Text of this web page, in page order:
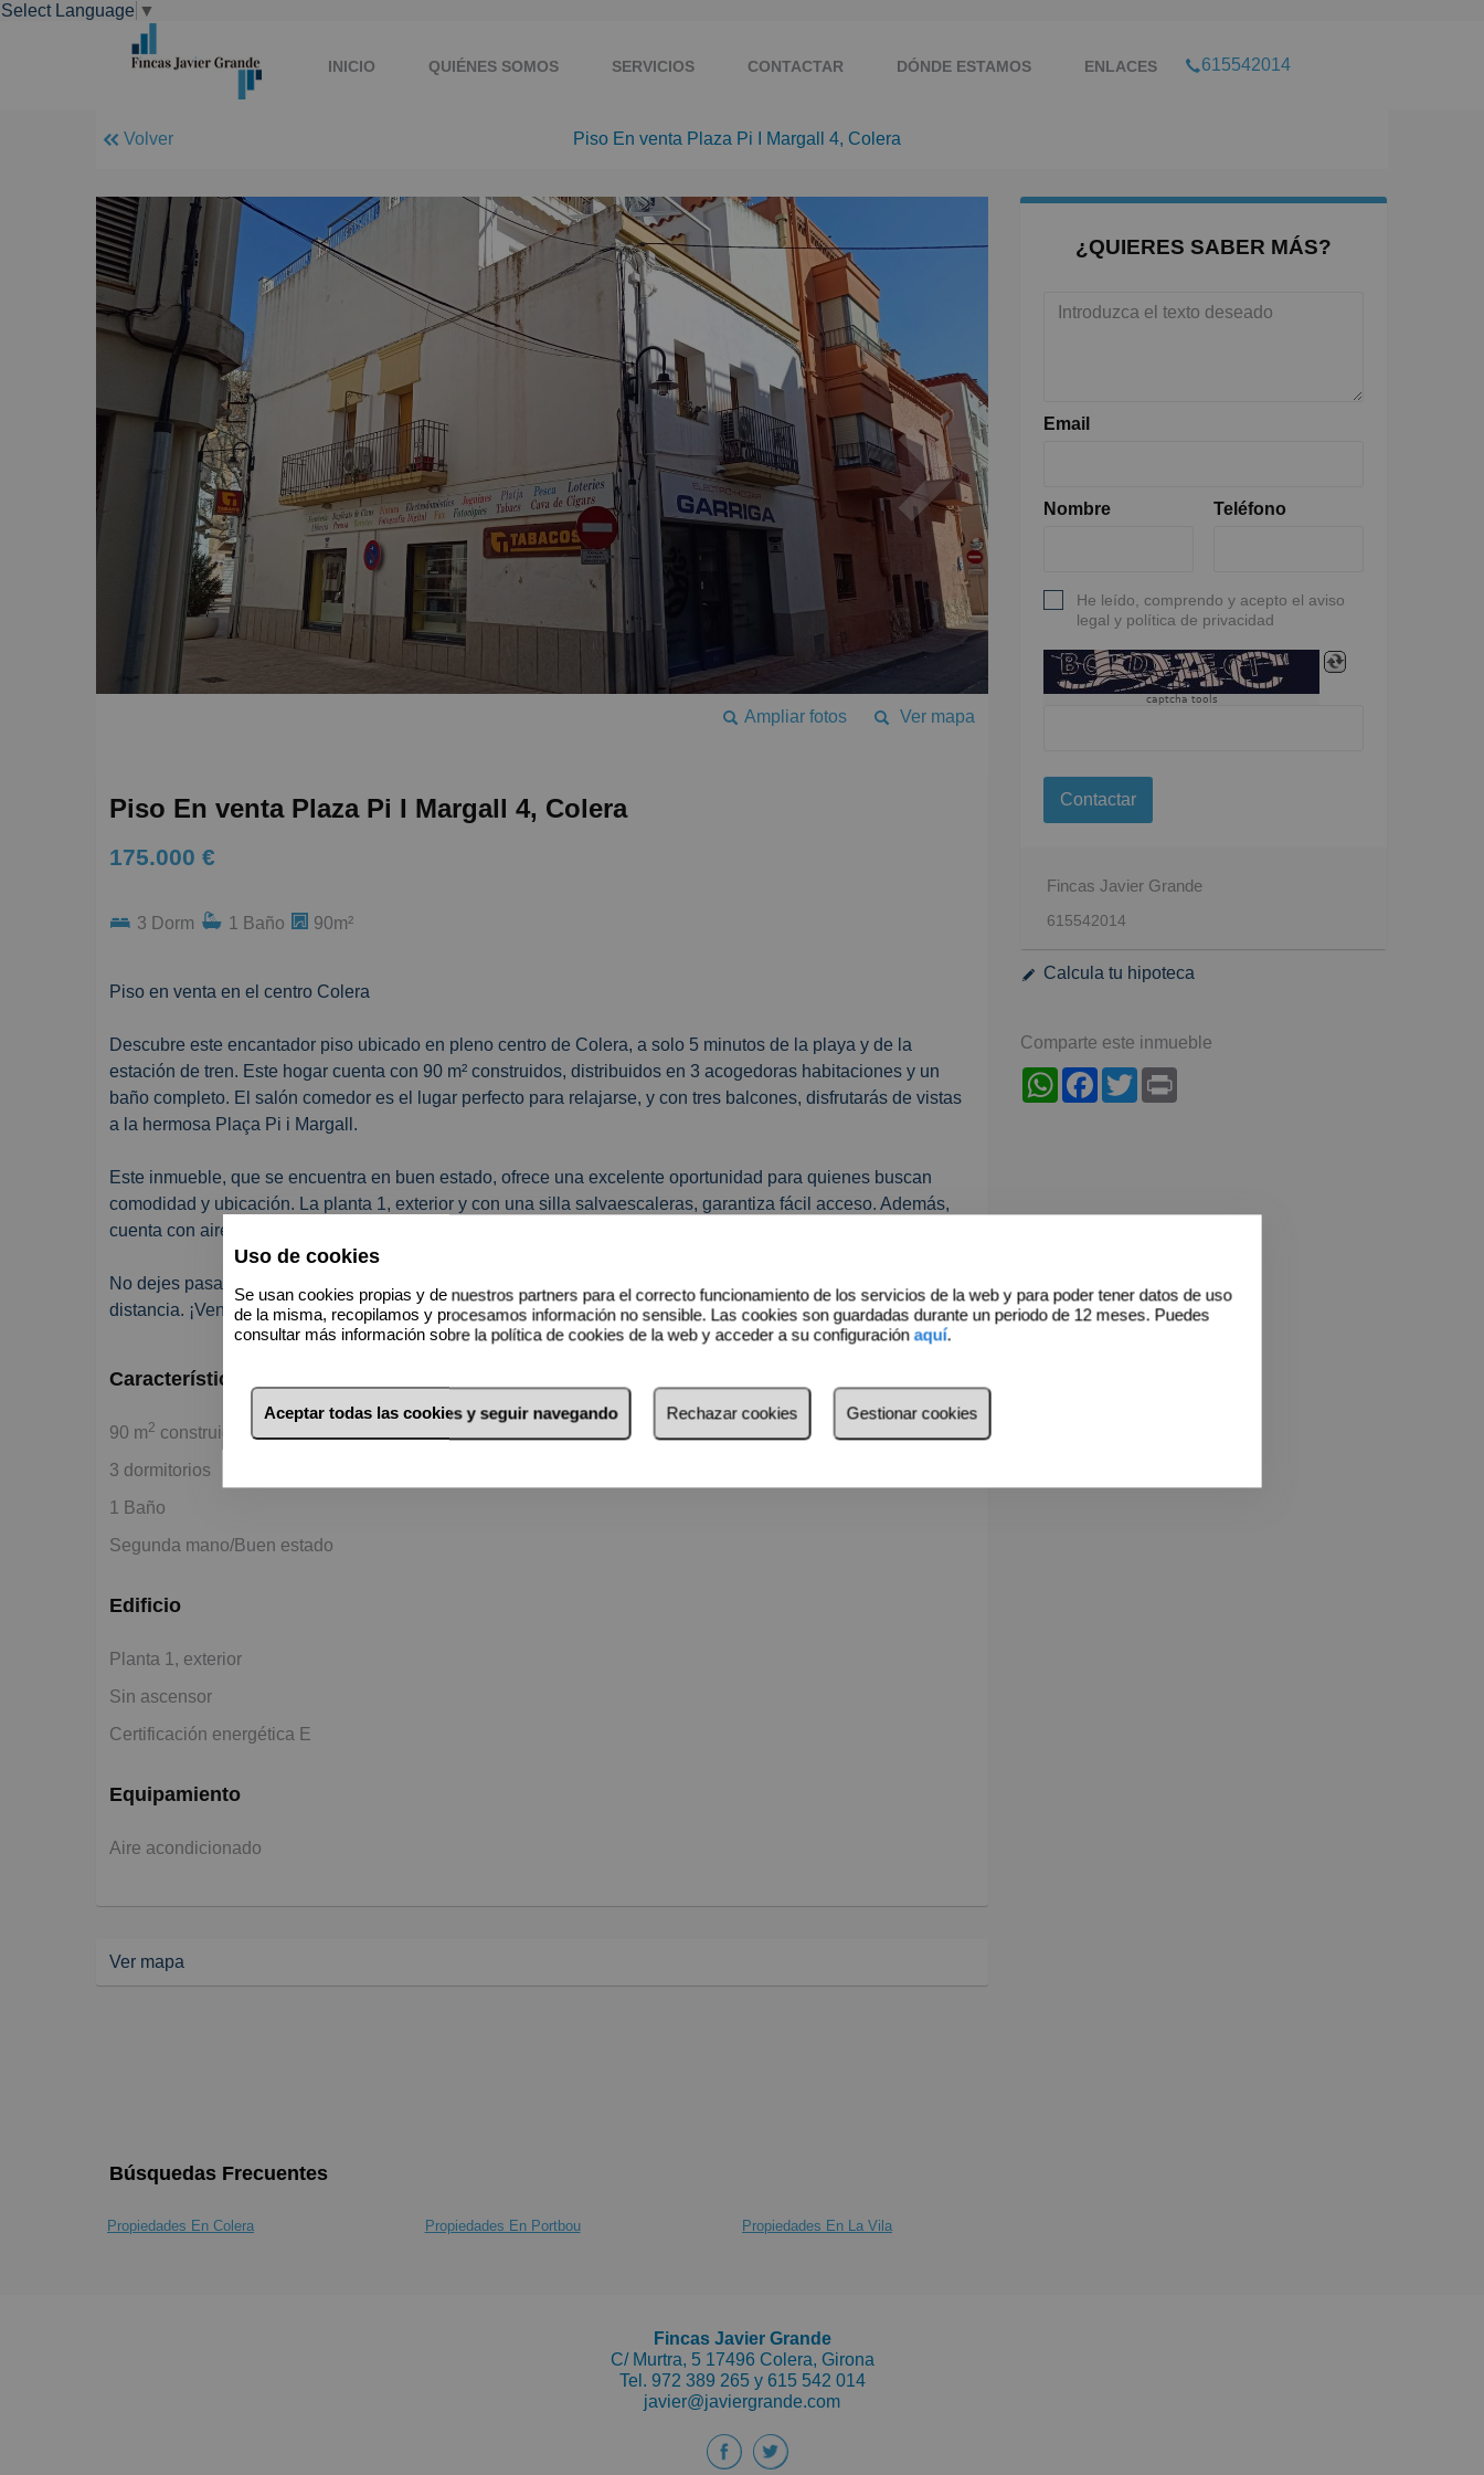
Select Language ▼
INICIO QUIÉNES SOMOS SERVICIOS CONTACTAR DÓNDE ESTAMOS ENLACES 615542014
Volver Piso En venta Plaza Pi I Margall 4, Colera
Ver mapa
Ampliar fotos
Piso En venta Plaza Pi I Margall 4, Colera
175.000 €
3 Dorm 1 Baño 90m²
Piso en venta en el centro Colera
Descubre este encantador piso ubicado en pleno centro de Colera, a solo 5 minutos de la playa y de la
estación de tren. Este hogar cuenta con 90 m² construidos, distribuidos en 3 acogedoras habitaciones y un
baño completo. El salón comedor es el lugar perfecto para relajarse, y con tres balcones, disfrutarás de vistas
a la hermosa Plaça Pi i Margall.
Este inmueble, que se encuentra en buen estado, ofrece una excelente oportunidad para quienes buscan
comodidad y ubicación. La planta 1, exterior y con una silla salvaescaleras, garantiza fácil acceso. Además,
cuenta con aire acondicionado para esos días calurosos de verano.
No dejes pasar la oportunidad de vivir en un lugar donde la playa y el transporte están a solo pasos de
distancia. ¡Ven a visitarlo y enamórate de tu nuevo hogar!
Características básicas
90 m2 construidos
3 dormitorios
1 Baño
Segunda mano/Buen estado
Edificio
Planta 1, exterior
Sin ascensor
Certificación energética E
Equipamiento
Aire acondicionado
¿QUIERES SABER MÁS?
Email
Nombre Teléfono
He leído, comprendo y acepto el aviso
legal y política de privacidad
captcha tools
Contactar
Fincas Javier Grande
615542014
Calcula tu hipoteca
Comparte este inmueble
WhatsAppFacebook
Twitter
Ver mapa
Búsquedas Frecuentes
Propiedades En Colera Propiedades En Portbou Propiedades En La Vila
Fincas Javier Grande
C/ Murtra, 5 17496 Colera, Girona
Tel. 972 389 265 y 615 542 014
javier@javiergrande.com
Uso de cookies
Se usan cookies propias y de nuestros partners para el correcto funcionamiento de los servicios de la web y para poder tener datos de uso
de la misma, recopilamos y procesamos información no sensible. Las cookies son guardadas durante un periodo de 12 meses. Puedes
consultar más información sobre la política de cookies de la web y acceder a su configuraciónaquí.
Aceptar todas las cookies y seguir navegando Rechazar cookies Gestionar cookies